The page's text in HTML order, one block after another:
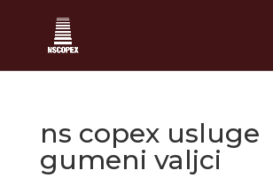
ns copex usluge
gumeni valjci